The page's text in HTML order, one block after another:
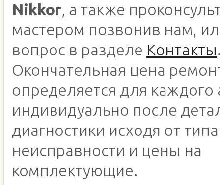
Nikkor, а также
мастером позвонив нам,
вопрос в разделе Контакты
Окончательная цена
определяется для каждого
индивидуально после
диагностики исходя от типа
неисправности и цены на
комплектующие.